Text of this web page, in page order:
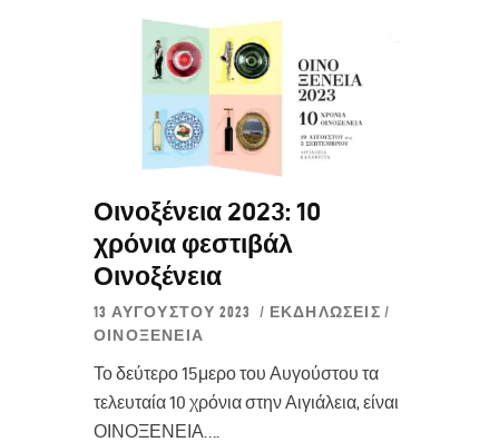
Οινοξένεια 2023: 10
χρόνια φεστιβάλ
Οινοξένεια
13 ΑΥΓΟΎΣΤΟΥ 2023 ΕΚΔΗΛΏΣΕΙΣ /
ΟΙΝΟΞΈΝΕΙΑ
Το δεύτερο 15μερο του Αυγούστου τα
τελευταία 10 χρόνια στην Αιγιάλεια, είναι
ΟΙΝΟΞΕΝΕΙΑ….